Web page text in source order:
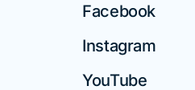
Facebook
Instagram
YouTube